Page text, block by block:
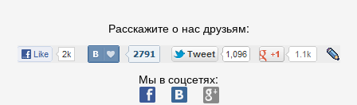
Расскажите о нас друзьям:
Мы в соцсетях:
ä æ è